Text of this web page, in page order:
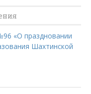
«О праздновании
Шахтинской